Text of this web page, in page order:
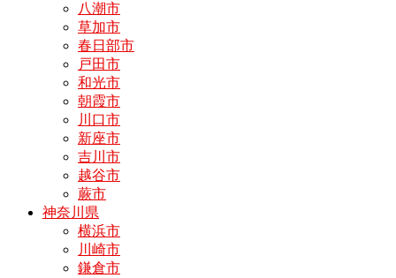
八潮市
草加市
春日部市
戸田市
和光市
朝霞市
川口市
新座市
吉川市
越谷市
蕨市
神奈川県
横浜市
川崎市
鎌倉市